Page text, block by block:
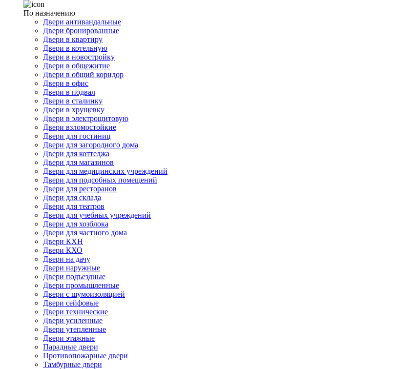
По назначению
Двери антивандальные
Двери бронированные
Двери в квартиру
Двери в котельную
Двери в новостройку
Двери в общежитие
Двери в общий коридор
Двери в офис
Двери в подвал
Двери в сталинку
Двери в хрущевку
Двери в электрощитовую
Двери взломостойкие
Двери для гостиниц
Двери для загородного дома
Двери для коттеджа
Двери для магазинов
Двери для медицинских учреждений
Двери для подсобных помещений
Двери для ресторанов
Двери для склада
Двери для театров
Двери для учебных учреждений
Двери для хозблока
Двери для частного дома
Двери КХН
Двери КХО
Двери на дачу
Двери наружные
Двери подъездные
Двери промышленные
Двери с шумоизоляцией
Двери сейфовые
Двери технические
Двери усиленные
Двери утепленные
Двери этажные
Парадные двери
Противопожарные двери
Тамбурные двери